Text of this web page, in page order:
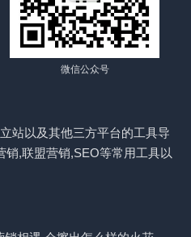
微信公众号
站以及其他三方平台的工具导
销,联盟营销,SEO等常用工具以